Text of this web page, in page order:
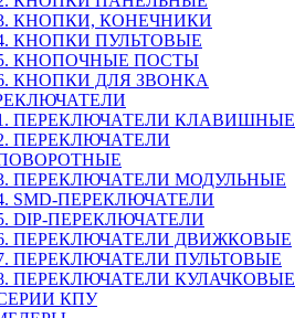
КНОПКИ, КОНЕЧНИКИ
КНОПКИ ПУЛЬТОВЫЕ
КНОПОЧНЫЕ ПОСТЫ
КНОПКИ ДЛЯ ЗВОНКА
ПЕРЕКЛЮЧАТЕЛИ КЛАВИШНЫЕ
ПЕРЕКЛЮЧАТЕЛИ
ПЕРЕКЛЮЧАТЕЛИ МОДУЛЬНЫЕ
SMD-ПЕРЕКЛЮЧАТЕЛИ
DIP-ПЕРЕКЛЮЧАТЕЛИ
ПЕРЕКЛЮЧАТЕЛИ ДВИЖКОВЫЕ
ПЕРЕКЛЮЧАТЕЛИ ПУЛЬТОВЫЕ
ПЕРЕКЛЮЧАТЕЛИ КУЛАЧКОВЫЕ
КПУ